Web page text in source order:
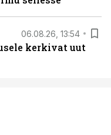
06.08.26, 13:54
kerkivat uut